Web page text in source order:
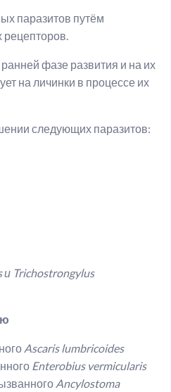
паразитов путём
рецепторов.
фазе развития и на их
на личинки в процессе их
следующих паразитов:
и Trichostrongylus
Ascaris lumbricoides
Enterobius vermicularis
Ancylostoma